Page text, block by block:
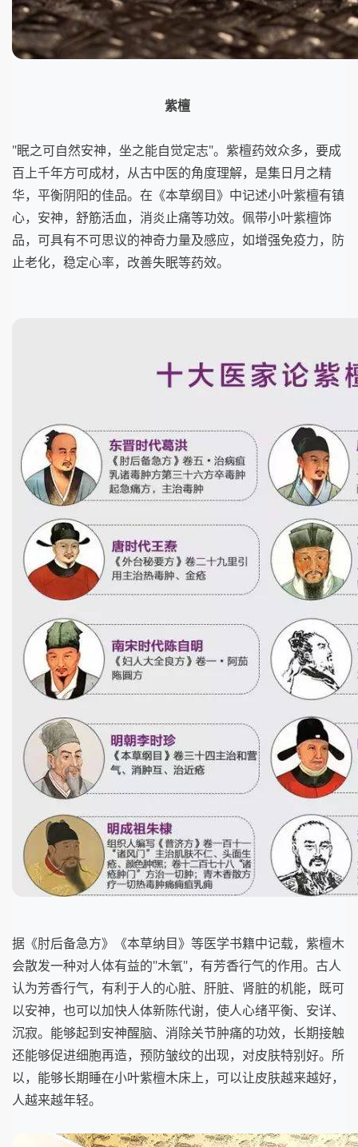
紫檀
"眠之可自然安神，坐之能自觉定志"。紫檀药效众多，要成
百上千年方可成材，从古中医的角度理解，是集日月之精
华，平衡阴阳的佳品。在《本草纲目》中记述小叶紫檀有镇
心，安神，舒筋活血，消炎止痛等功效。佩带小叶紫檀饰
品，可具有不可思议的神奇力量及感应，如增强免疫力，防
止老化，稳定心率，改善失眠等药效。
据《肘后备急方》《本草纳目》等医学书籍中记载，紫檀木
会散发一种对人体有益的"木氧"，有芳香行气的作用。古人
认为芳香行气，有利于人的心脏、肝脏、肾脏的机能，既可
以安神，也可以加快人体新陈代谢，使人心绪平衡、安详、
沉寂。能够起到安神醒脑、消除关节肿痛的功效，长期接触
还能够促进细胞再造，预防皱纹的出现，对皮肤特别好。所
以，能够长期睡在小叶紫檀木床上，可以让皮肤越来越好，
人越来越年轻。